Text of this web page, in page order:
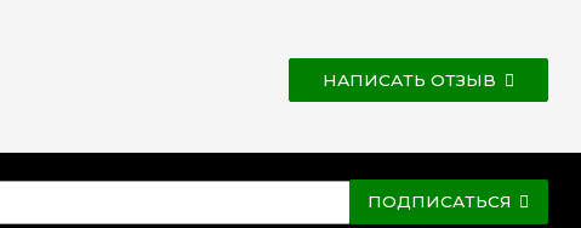
НАПИСАТЬ ОТЗЫВ
ПОДПИСАТЬСЯ